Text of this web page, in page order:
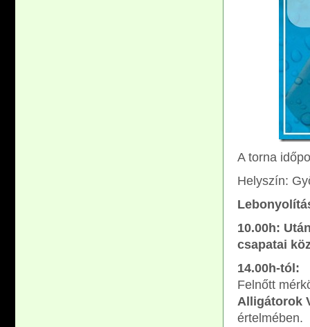
A torna
Helyszín:
10.00h:
csapatai
14.00h-tól:
Felnőtt
Alligátorok
értelmében.